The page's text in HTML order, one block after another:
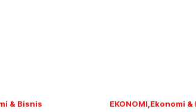
& Bisnis EKONOMI Ekonomi &